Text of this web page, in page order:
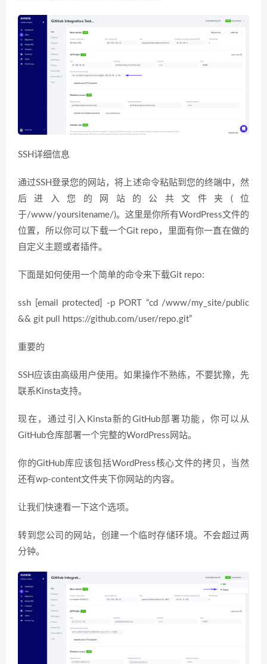
SSH详细信息
通过SSH登录您的网站，将上述命令粘贴到您的终端中，然
后进入您的网站的公共文件夹(位
于/www/yoursitename/)。这里是你所有WordPress文件的
位置，所以你可以下载一个Git repo，里面有你一直在做的
自定义主题或者插件。
下面是如何使用一个简单的命令来下载Git repo:
ssh [email protected] -p PORT “cd /www/my_site/public
&& git pull https://github.com/user/repo.git”
重要的
SSH应该由高级用户使用。如果操作不熟练，不要犹豫，先
联系Kinsta支持。
现在，通过引入Kinsta新的GitHub部署功能，你可以从
GitHub仓库部署一个完整的WordPress网站。
你的GitHub库应该包括WordPress核心文件的拷贝，当然
还有wp-content文件夹下你网站的内容。
让我们快速看一下这个选项。
转到您公司的网站，创建一个临时存储环境。不会超过两
分钟。